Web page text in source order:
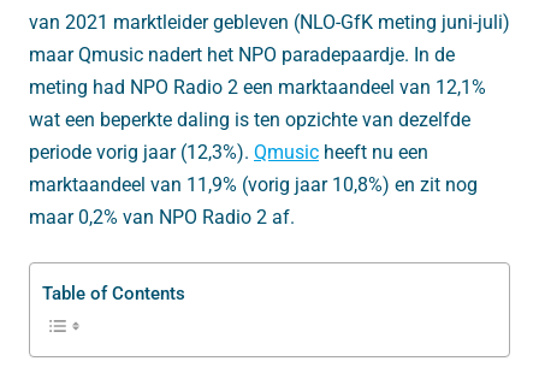
van 2021 marktleider gebleven (NLO-GfK meting juni-juli)
maar Qmusic nadert het NPO paradepaardje. In de
meting had NPO Radio 2 een marktaandeel van 12,1%
wat een beperkte daling is ten opzichte van dezelfde
periode vorig jaar (12,3%). Qmusic heeft nu een
marktaandeel van 11,9% (vorig jaar 10,8%) en zit nog
maar 0,2% van NPO Radio 2 af.
Table of Contents